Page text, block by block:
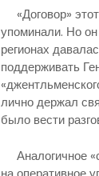
«Договор»
упоминали. Но
регионах
поддерживать
лично держал
было вести
Аналогичное